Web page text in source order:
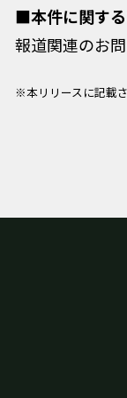
■本件に関す
報道関連のお
※本リリースに記載